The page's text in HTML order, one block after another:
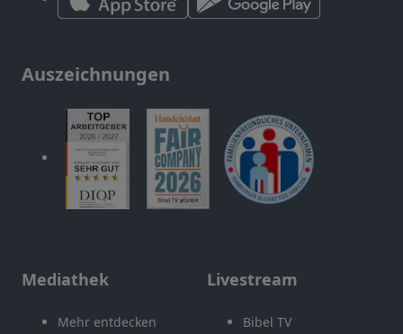
Auszeichnungen
Mediathek
Mehr entdecken
Livestream
Bibel TV